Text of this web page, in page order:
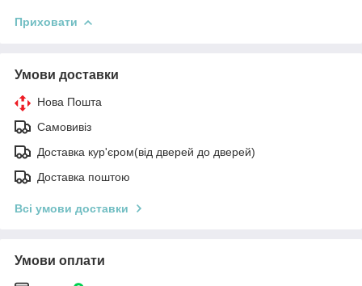
Приховати
Умови доставки
Нова Пошта
Самовивіз
Доставка кур'єром(від дверей до дверей)
Доставка поштою
Всі умови доставки
Умови оплати